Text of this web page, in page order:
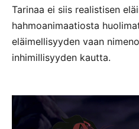
Tarinaa ei siis realistisen
hahmoanimaatiosta
eläimellisyyden vaan
inhimillisyyden kautta.